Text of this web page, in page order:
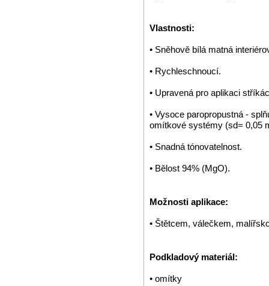
Vlastnosti:
• Sněhově bílá matná
• Rychleschnoucí.
• Upravená pro aplikaci
• Vysoce paropropustná -
omítkové systémy (sd= 0,05
• Snadná tónovatelnost.
• Bělost 94% (MgO).
Možnosti aplikace:
• Štětcem, válečkem,
Podkladový materiál:
• omítky